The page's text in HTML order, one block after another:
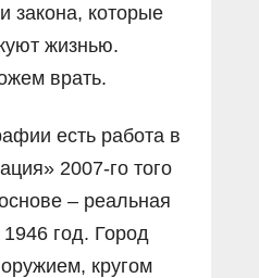
закона, которые
жизнью.
врать.
есть работа в
2007-го того
– реальная
год. Город
кругом